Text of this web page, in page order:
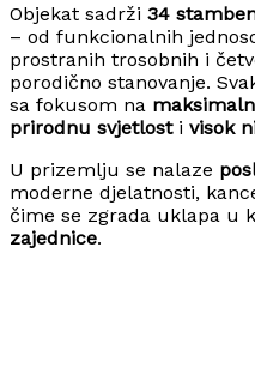
Objekat sadrži 34
– od funkcionalnih
prostranih trosobnih i
porodično stanovanje.
sa fokusom na
prirodnu svjetlosti visok
U prizemlju se nalaze
moderne djelatnosti,
čime se zgrada uklapa u
zajednice.